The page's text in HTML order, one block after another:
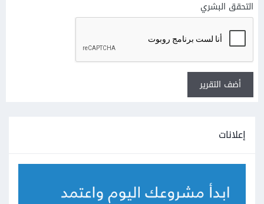
التحقق البشري
أضف التقرير
إعلانات